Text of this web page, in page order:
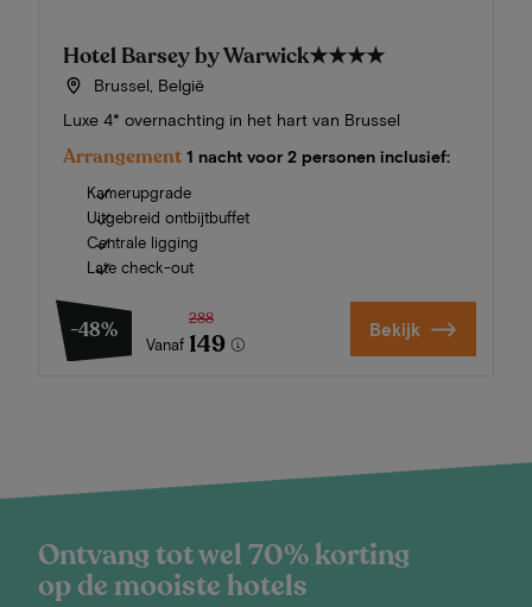
Hotel Barsey by Warwick★★★★
Brussel, België
Luxe 4* overnachting in het hart van Brussel
Arrangement 1 nacht voor 2 personen inclusief:
Kamerupgrade
Uitgebreid ontbijtbuffet
Centrale ligging
Late check-out
-48%
Vanaf
288
149 Bekijk
Ontvang tot wel 70% korting
op de mooiste hotels